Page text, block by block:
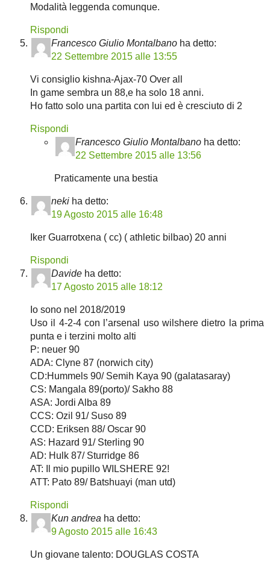
Modalità leggenda comunque.
Rispondi
Francesco Giulio Montalbano ha detto:
22 Settembre 2015 alle 13:55
Vi consiglio kishna-Ajax-70 Over all
In game sembra un 88,e ha solo 18 anni.
Ho fatto solo una partita con lui ed è cresciuto di 2
Rispondi
Francesco Giulio Montalbano ha detto:
22 Settembre 2015 alle 13:56
Praticamente una bestia
neki ha detto:
19 Agosto 2015 alle 16:48
Iker Guarrotxena ( cc) ( athletic bilbao) 20 anni
Rispondi
Davide ha detto:
17 Agosto 2015 alle 18:12
Io sono nel 2018/2019
Uso il 4-2-4 con l’arsenal uso wilshere dietro la prima
punta e i terzini molto alti
P: neuer 90
ADA: Clyne 87 (norwich city)
CD:Hummels 90/ Semih Kaya 90 (galatasaray)
CS: Mangala 89(porto)/ Sakho 88
ASA: Jordi Alba 89
CCS: Ozil 91/ Suso 89
CCD: Eriksen 88/ Oscar 90
AS: Hazard 91/ Sterling 90
AD: Hulk 87/ Sturridge 86
AT: Il mio pupillo WILSHERE 92!
ATT: Pato 89/ Batshuayi (man utd)
Rispondi
Kun andrea ha detto:
9 Agosto 2015 alle 16:43
Un giovane talento: DOUGLAS COSTA